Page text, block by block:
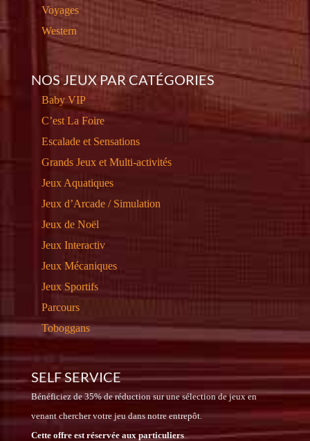
Voyages
Western
NOS JEUX PAR CATÉGORIES
Baby VIP
C’est La Foire
Escalade et Sensations
Grands Jeux et Multi-activités
Jeux Aquatiques
Jeux d’Arcade / Simulation
Jeux de Noël
Jeux Interactiv
Jeux Mécaniques
Jeux Sportifs
Parcours
Toboggans
SELF SERVICE
Bénéficiez de 35% de réduction sur une sélection de jeux en
venant chercher votre jeu dans notre entrepôt.
Cette offre est réservée aux particuliers